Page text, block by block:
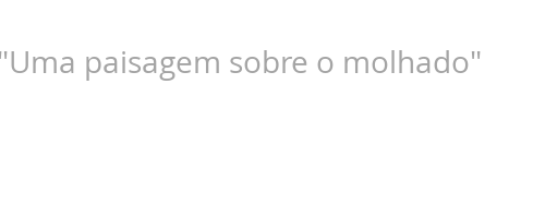
paisagem sobre o molhado"